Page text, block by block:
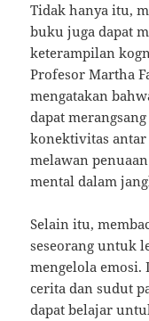
Tidak hanya itu,
buku juga dapat
keterampilan
Profesor Martha
mengatakan
dapat
konektivitas antar
melawan
mental dalam
Selain itu,
seseorang untuk
mengelola emosi.
cerita dan sudut
dapat belajar